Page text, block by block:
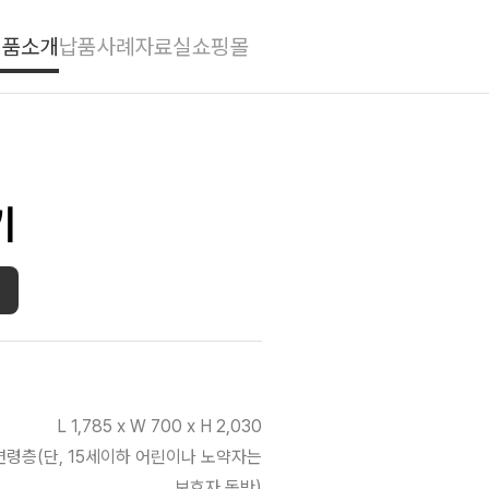
L 1,785 x W 700 x H 2,030
령층(단, 15세이하 어린이나 노약자는
소개납품사례 자료실쇼핑몰